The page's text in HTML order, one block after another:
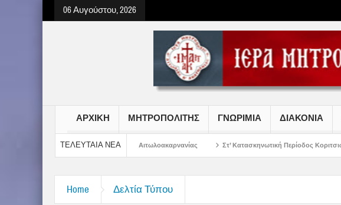
06 Αυγούστου, 2026
ΑΡΧΙΚΗ ΜΗΤΡΟΠΟΛΙΤΗΣ ΓΝΩΡΙΜΙΑ ΔΙΑΚΟΝΙΑ
ΤΕΛΕΥΤΑΙΑ ΝΕΑ
Χριστού στην Ι. Μ. Αιτωλοακαρνανίας Στ’ Κατασκηνωτική Περίοδος Κοριτσιών Γυμνασίου
Home Δελτία Τύπου